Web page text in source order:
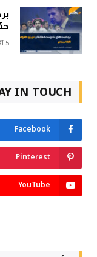
5 آگست 2026
IN TOUCH
Facebook
Pinterest
YouTube